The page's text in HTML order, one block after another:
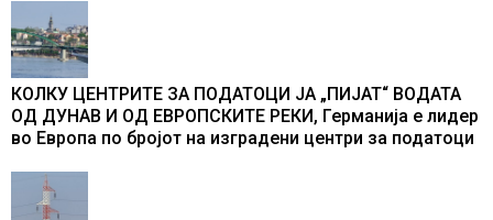
промени текот на историјата
КОЛКУ ЦЕНТРИТЕ ЗА ПОДАТОЦИ ЈА „ПИЈАТ“ ВОДАТА
ОД ДУНАВ И ОД ЕВРОПСКИТЕ РЕКИ, Германија е лидер
во Европа по бројот на изградени центри за податоци